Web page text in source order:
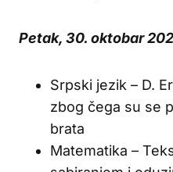
Petak, 30. oktobar
Srpski jezik – D.
zbog čega su se
brata
Matematika –